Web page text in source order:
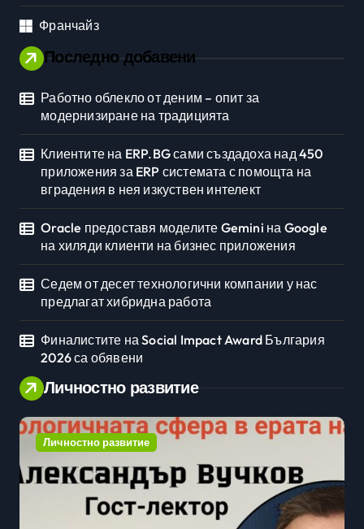
Франчайз
Последно добавени
Работно облекло от деним – опит за
модернизиране на традицията
Клиентите на ERP.BG сами създадоха над 450
приложения за ERP системата с помощта на
вградения в нея изкуствен интелект
Oracle предоставя моделите Gemini на Google
на хиляди клиенти на бизнес приложения
Седем от десет технологични компании у нас
предлагат хибридна работа
Финалистите на Social Impact Award България
2026 са обявени
Личностно развитие
Личностно развитие